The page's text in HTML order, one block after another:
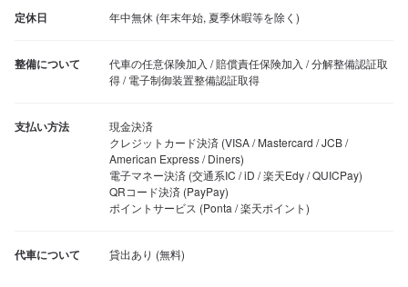
定休日 年中無休 (年末年始, 夏季休暇等を除く)
整備について
代車の任意保険加入 / 賠償責任保険加入 / 分解整備認証取
得 / 電子制御装置整備認証取得
支払い方法
現金決済
クレジットカード決済 (VISA / Mastercard / JCB /
American Express / Diners)
電子マネー決済 (交通系IC / iD / 楽天Edy / QUICPay)
QRコード決済 (PayPay)
ポイントサービス (Ponta / 楽天ポイント)
代車について